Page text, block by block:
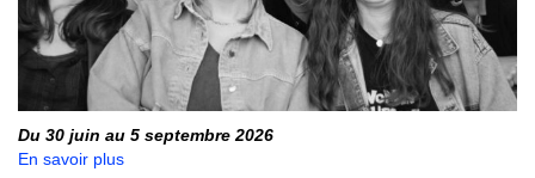
Du 30 juin au 5 septembre 2026
En savoir plus